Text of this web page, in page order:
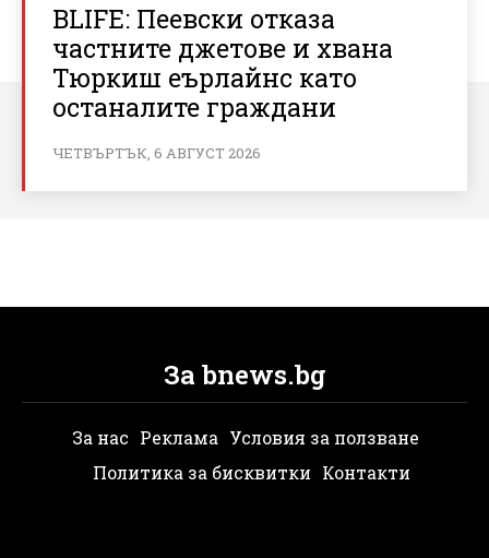
BLIFE: Пеевски отказа
частните джетове и хвана
Тюркиш еърлайнс като
останалите граждани
ЧЕТВЪРТЪК, 6 АВГУСТ 2026
За bnews.bg
За нас Реклама Условия за ползване
Политика за бисквитки Контакти